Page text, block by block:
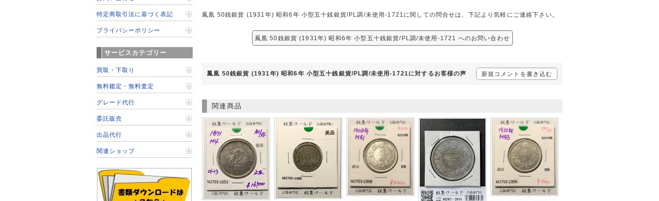
鳳凰 50銭銀貨 (1931年) 昭和6年 小型五十銭銀貨/PL調/未使用-1721に関しての問合せは、下記より気軽にご連絡下さい。
鳳凰 50銭銀貨 (1931年) 昭和6年 小型五十銭銀貨/PL調/未使用-1721 へのお問い合わせ
鳳凰 50銭銀貨 (1931年) 昭和6年 小型五十銭銀貨/PL調/未使用-1721に対するお客様の声 新規コメントを書き込む
関連商品
特定商取引法に基づく表記
プライバシーポリシー
サービスカテゴリー
買取・下取り
無料鑑定・無料査定
グレード代行
委託販売
出品代行
関連ショップ